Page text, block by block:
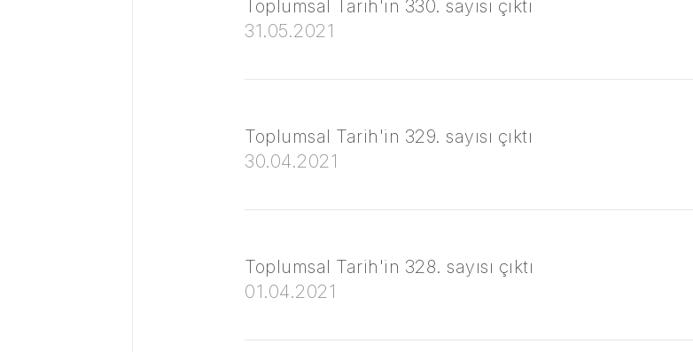
Toplumsal Tarih'in 330. sayısı çıktı
31.05.2021
Toplumsal Tarih'in 329. sayısı çıktı
30.04.2021
Toplumsal Tarih'in 328. sayısı çıktı
01.04.2021